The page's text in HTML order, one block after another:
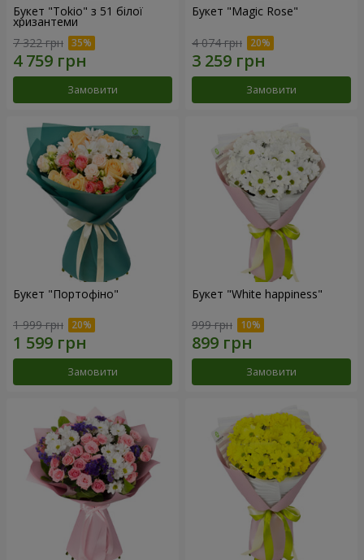
Букет "Tokio" з 51 білої
хризантеми
7 322 грн
Замовити
Букет "Magic Rose"
4 074 грн
Замовити
Букет "Портофіно"
1 999 грн
Замовити
Букет "White happiness"
999 грн
Замовити